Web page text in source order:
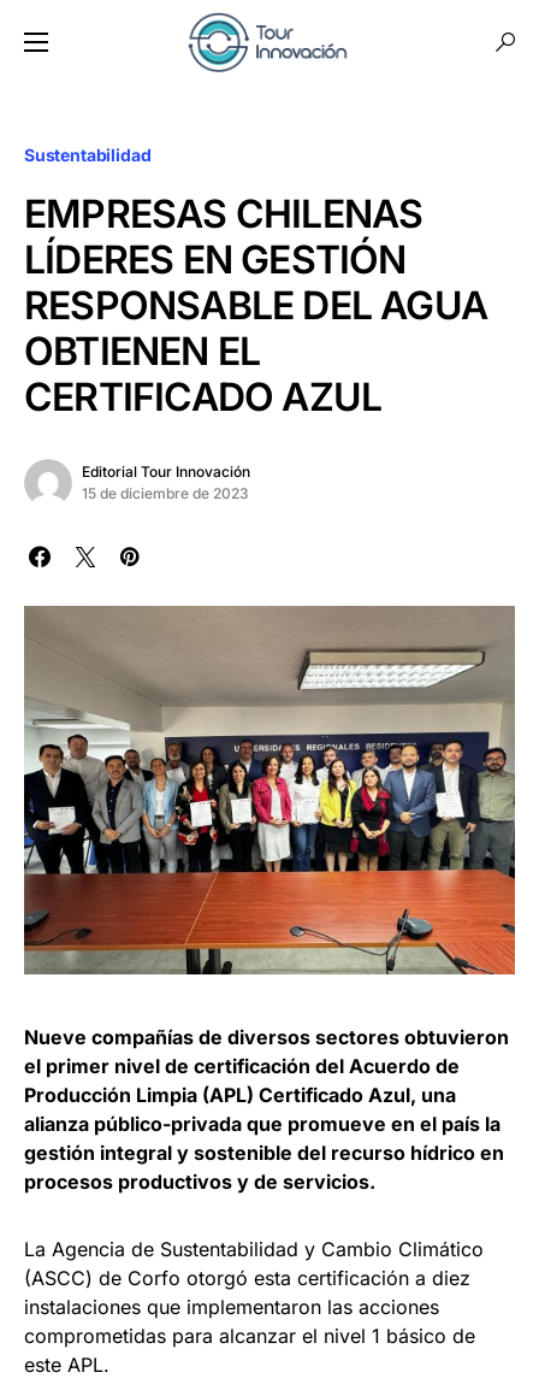
Sustentabilidad
EMPRESAS CHILENAS
LÍDERES EN GESTIÓN
RESPONSABLE DEL AGUA
OBTIENEN EL
CERTIFICADO AZUL
Editorial Tour Innovación
15 de diciembre de 2023
Nueve compañías de diversos sectores obtuvieron
el primer nivel de certificación del Acuerdo de
Producción Limpia (APL) Certificado Azul, una
alianza público-privada que promueve en el país la
gestión integral y sostenible del recurso hídrico en
procesos productivos y de servicios.
La Agencia de Sustentabilidad y Cambio Climático
(ASCC) de Corfo otorgó esta certificación a diez
instalaciones que implementaron las acciones
comprometidas para alcanzar el nivel 1 básico de
este APL.